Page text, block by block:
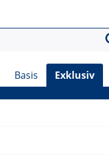
Basis Exklusiv